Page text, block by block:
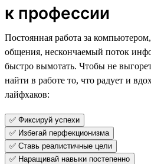
к профессии
Постоянная работа за
общения, нескончаемый поток
быстро вымотать. Чтобы не
найти в работе то, что радует и
лайфхаков:
✅ Фиксируй успехи
✅ Избегай перфекционизма
✅ Ставь реалистичные цели
✅ Наращивай навыки постепенно